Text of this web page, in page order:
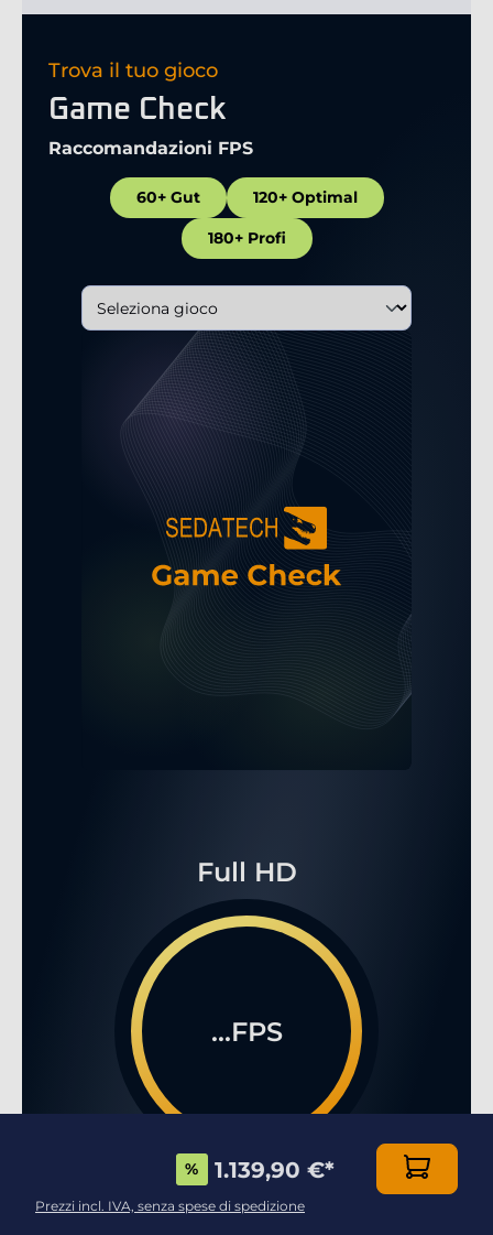
Trova il tuo gioco
Game Check
Raccomandazioni FPS
60+ Gut 120+ Optimal
180+ Profi
Full HD
...FPS
WQHD
% 1.139,90 €*
Prezzi incl. IVA, senza spese di spedizione